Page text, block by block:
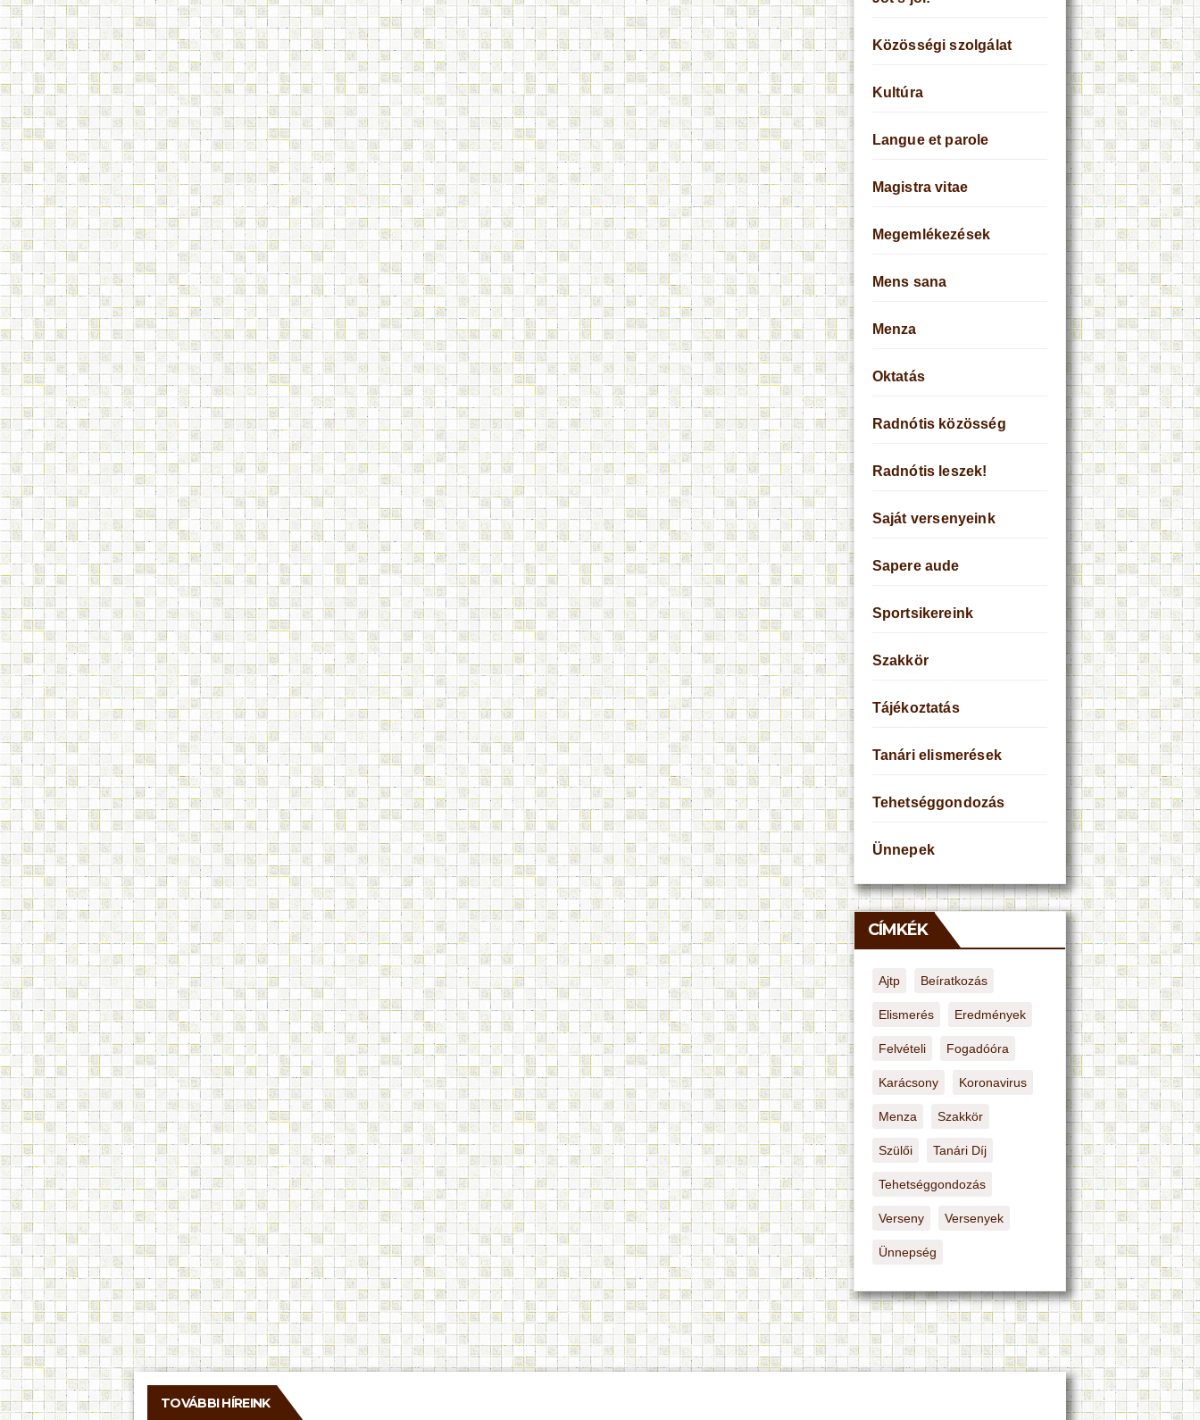
Közösségi szolgálat
Kultúra
Langue et parole
Magistra vitae
Megemlékezések
Mens sana
Menza
Oktatás
Radnótis közösség
Radnótis leszek!
Saját versenyeink
Sapere aude
Sportsikereink
Szakkör
Tájékoztatás
Tanári elismerések
Tehetséggondozás
Ünnepek
CÍMKÉK
Ajtp Beíratkozás
Elismerés Eredmények
Felvételi Fogadóóra
Karácsony Koronavirus
Menza Szakkör
Szülői Tanári Díj
Tehetséggondozás
Verseny Versenyek
Ünnepség
TOVÁBBI HÍREINK